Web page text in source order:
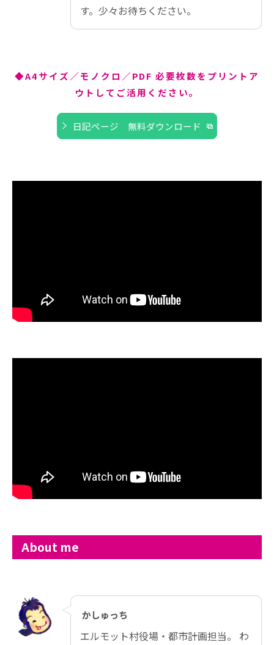
す。少々お待ちください。
◆A4サイズ／モノクロ／PDF 必要枚数をプリントア
ウトしてご活用ください。
日記ページ 無料ダウンロード
About me
かしゅっち
エルモット村役場・都市計画担当。 わ